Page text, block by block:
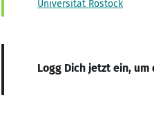
Universität Rostock
Logg Dich jetzt ein,